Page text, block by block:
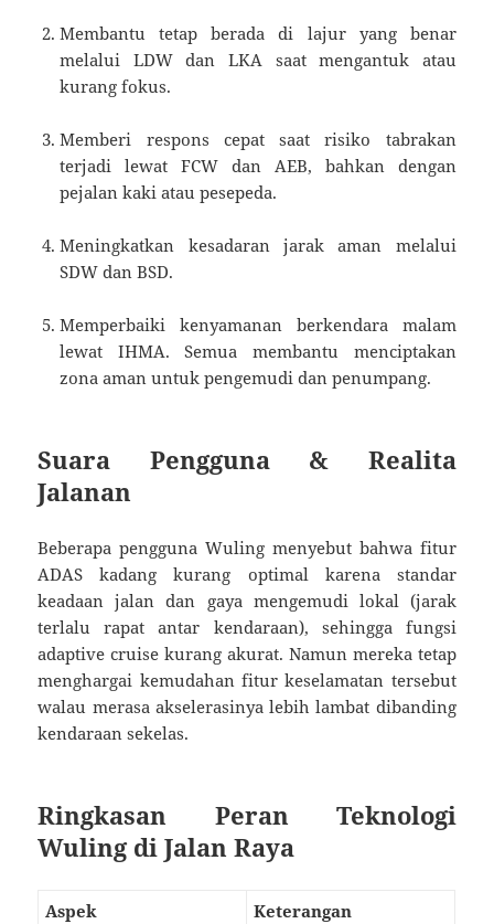
Membantu tetap berada di lajur yang benar
melalui LDW dan LKA saat mengantuk atau
kurang fokus.
Memberi respons cepat saat risiko tabrakan
terjadi lewat FCW dan AEB, bahkan dengan
pejalan kaki atau pesepeda.
Meningkatkan kesadaran jarak aman melalui
SDW dan BSD.
Memperbaiki kenyamanan berkendara malam
lewat IHMA. Semua membantu menciptakan
zona aman untuk pengemudi dan penumpang.
Suara Pengguna & Realita
Jalanan
Beberapa pengguna Wuling menyebut bahwa fitur
ADAS kadang kurang optimal karena standar
keadaan jalan dan gaya mengemudi lokal (jarak
terlalu rapat antar kendaraan), sehingga fungsi
adaptive cruise kurang akurat. Namun mereka tetap
menghargai kemudahan fitur keselamatan tersebut
walau merasa akselerasinya lebih lambat dibanding
kendaraan sekelas.
Ringkasan Peran Teknologi
Wuling di Jalan Raya
Aspek
Keterangan